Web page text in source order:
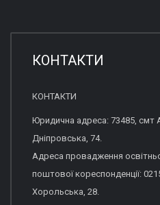
КОНТАКТИ
КОНТАКТИ
Юридична адреса: 73485, смт
Дніпровська, 74.
Адреса провадження
поштової кореспонденції:
Хорольська, 28.